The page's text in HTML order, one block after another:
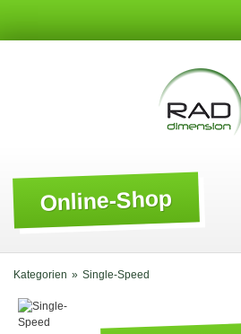
Online-Shop
Kategorien Single-Speed